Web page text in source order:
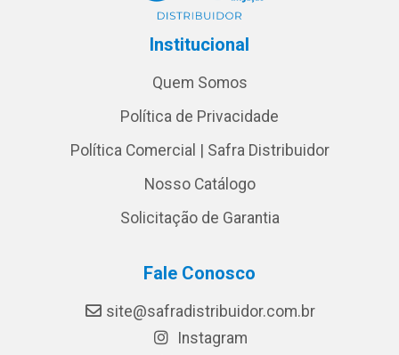
Institucional
Quem Somos
Política de Privacidade
Política Comercial | Safra Distribuidor
Nosso Catálogo
Solicitação de Garantia
Fale Conosco
site@safradistribuidor.com.br
Instagram